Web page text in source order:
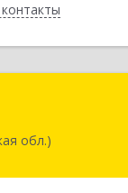
обл.)
Благовещенск